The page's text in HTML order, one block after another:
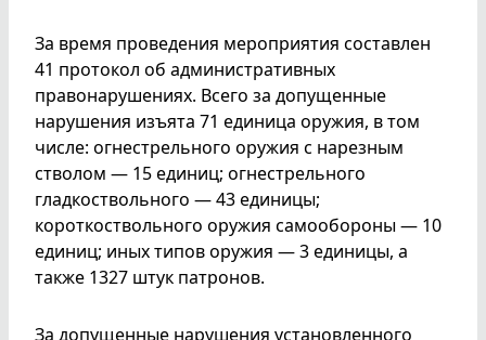
За время проведения мероприятия составлен
41 протокол об административных
правонарушениях. Всего за допущенные
нарушения изъята 71 единица оружия, в том
числе: огнестрельного оружия с нарезным
стволом — 15 единиц; огнестрельного
гладкоствольного — 43 единицы;
короткоствольного оружия самообороны — 10
единиц; иных типов оружия — 3 единицы, а
также 1327 штук патронов.
За допущенные нарушения установленного